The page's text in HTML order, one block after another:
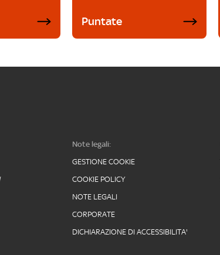
Puntate
Note legali:
GESTIONE COOKIE
COOKIE POLICY
NOTE LEGALI
CORPORATE
DICHIARAZIONE DI ACCESSIBILITA'